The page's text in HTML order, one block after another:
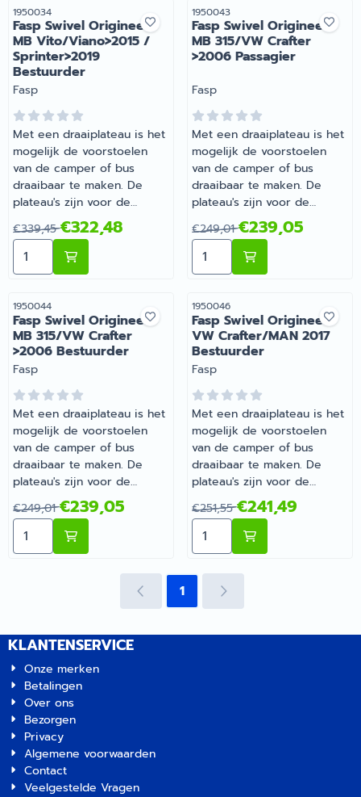
Artikelnummer
1950034
Fasp Swivel Origineel
MB Vito/Viano>2015 /
Sprinter>2019
Bestuurder
Merk:
Fasp
Met een draaiplateau is het
mogelijk de voorstoelen
van de camper of bus
draaibaar te maken. De
plateau's zijn voor de
originele stoelen van de
camper of bus, met
uitzondering van de
universele plateau's. | Fasp
Vito/Viano>2015 /
Sprinter>2019 Bestuurder |
Artikelnummer 1950034
Van 339,45 voor 322,48
€339,45€322,48
Aantal kiezen voor Fasp Swivel Origineel MB Vito/
Artikelnummer
1950043
Fasp Swivel Origineel
MB 315/VW Crafter
>2006 Passagier
Merk:
Fasp
Met een draaiplateau is het
mogelijk de voorstoelen
van de camper of bus
draaibaar te maken. De
plateau's zijn voor de
originele stoelen van de
camper of bus, met
uitzondering van de
universele plateau's. | Fasp
Crafter >2006 Passagier |
Artikelnummer 1950043
Van 249,01 voor 239,05
€249,01€239,05
Aantal kiezen voor Fasp
Artikelnummer
1950044
Fasp Swivel Origineel
MB 315/VW Crafter
>2006 Bestuurder
Merk:
Fasp
Met een draaiplateau is het
mogelijk de voorstoelen
van de camper of bus
draaibaar te maken. De
plateau's zijn voor de
originele stoelen van de
camper of bus, met
uitzondering van de
universele plateau's. | Fasp
Crafter >2006 Bestuurder |
Artikelnummer 1950044
Van 249,01 voor 239,05
€249,01€239,05
Aantal kiezen voor Fasp Swivel Origineel MB 315/VW
Artikelnummer
1950046
Fasp Swivel Origineel
VW Crafter/MAN 2017
Bestuurder
Merk:
Fasp
Met een draaiplateau is het
mogelijk de voorstoelen
van de camper of bus
draaibaar te maken. De
plateau's zijn voor de
originele stoelen van de
camper of bus, met
uitzondering van de
universele plateau's. | Fasp
Crafter/MAN 2017
Bestuurder | Artikelnummer
Van 251,55 voor 241,49
€251,55€241,49
Aantal kiezen voor Fasp
1
KLANTENSERVICE
Onze merken
Betalingen
Over ons
Bezorgen
Privacy
Algemene voorwaarden
Contact
Veelgestelde Vragen